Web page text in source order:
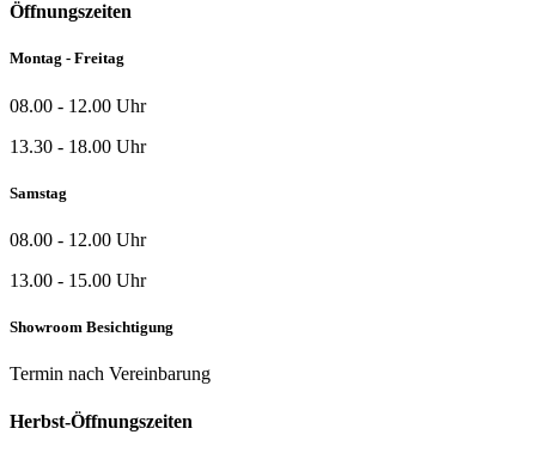
Öffnungszeiten
Montag - Freitag
08.00 - 12.00 Uhr
13.30 - 18.00 Uhr
Samstag
08.00 - 12.00 Uhr
13.00 - 15.00 Uhr
Showroom Besichtigung
Termin nach Vereinbarung
Herbst-Öffnungszeiten